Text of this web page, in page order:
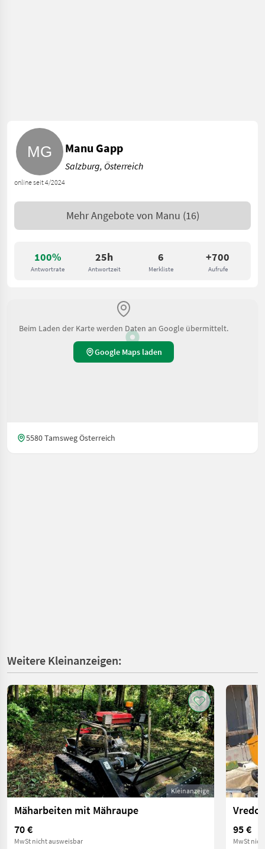
100%
Antwortrate
25h
Antwortzeit
6
Merkliste
+700
Aufrufe
online seit 4/2024
Manu Gapp
Salzburg, Österreich
Mehr Angebote von Manu (16)
Beim Laden der Karte werden Daten an Google übermittelt.
Google Maps laden
5580 Tamsweg Österreich
Weitere Kleinanzeigen:
Kleinanzeige
Mäharbeiten mit Mähraupe
70 €
MwSt nicht ausweisbar
Vredo
95 €
MwSt